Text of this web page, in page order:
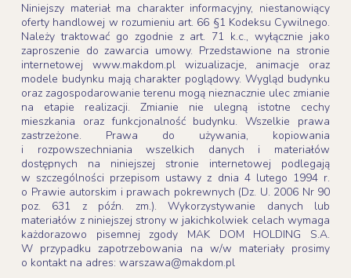
Niniejszy materiał ma charakter informacyjny, niestanowiący
oferty handlowej w rozumieniu art. 66 §1 Kodeksu Cywilnego.
Należy traktować go zgodnie z art. 71 k.c., wyłącznie jako
zaproszenie do zawarcia umowy. Przedstawione na stronie
internetowej www.makdom.pl wizualizacje, animacje oraz
modele budynku mają charakter poglądowy. Wygląd budynku
oraz zagospodarowanie terenu mogą nieznacznie ulec zmianie
na etapie realizacji. Zmianie nie ulegną istotne cechy
mieszkania oraz funkcjonalność budynku. Wszelkie prawa
zastrzeżone. Prawa do używania, kopiowania
i rozpowszechniania wszelkich danych i materiałów
dostępnych na niniejszej stronie internetowej podlegają
w szczególności przepisom ustawy z dnia 4 lutego 1994 r.
o Prawie autorskim i prawach pokrewnych (Dz. U. 2006 Nr 90
poz. 631 z późn. zm.). Wykorzystywanie danych lub
materiałów z niniejszej strony w jakichkolwiek celach wymaga
każdorazowo pisemnej zgody MAK DOM HOLDING S.A.
W przypadku zapotrzebowania na w/w materiały prosimy
o kontakt na adres: warszawa@makdom.pl